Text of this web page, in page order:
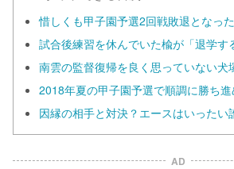
惜しくも甲子園予選2回戦敗退となっ
試合後練習を休んでいた楡が「退学す
南雲の監督復帰を良く思っていない犬
2018年夏の甲子園予選で順調に勝ち
因縁の相手と対決？エースはいったい
AD